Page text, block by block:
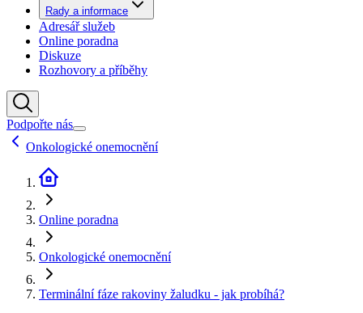
Rady a informace
Adresář služeb
Online poradna
Diskuze
Rozhovory a příběhy
Podpořte nás
Onkologické onemocnění
Online poradna
Onkologické onemocnění
Terminální fáze rakoviny žaludku - jak probíhá?